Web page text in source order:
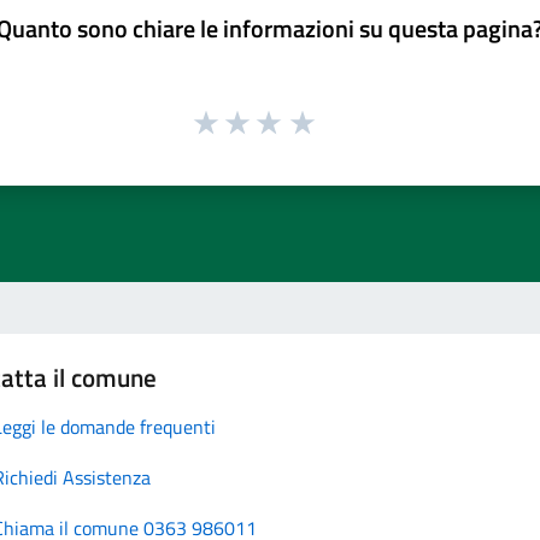
sono chiare le informazioni su questa
il comune
le domande frequenti
Assistenza
il comune 0363 986011